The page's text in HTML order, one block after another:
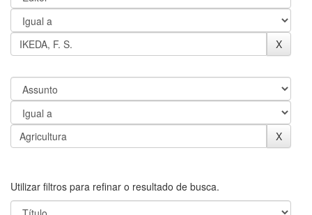
Utilizar filtros para refinar o resultado de busca.